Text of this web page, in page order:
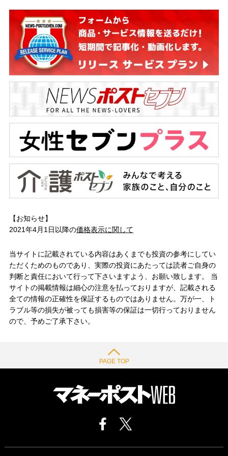
【お知らせ】
2021年4月1日以降の価格表示に関して
当サイトに記載されている内容はあくまでも投資の参考にしてい
ただくためのものであり、実際の投資にあたっては読者ご自身の
判断と責任において行って下さいますよう、お願い致します。 当
サイトの掲載情報は細心の注意を払っておりますが、記載される
全ての情報の正確性を保証するものではありません。万が一、ト
ラブル等の損失が被っても損害等の保証は一切行っておりません
ので、予めご了承下さい。
PAGE TOP